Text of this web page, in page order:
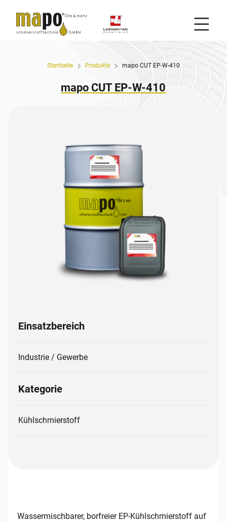
Startseite Produkte mapo CUT EP-W-410
mapo CUT EP-W-410
Einsatzbereich
Industrie / Gewerbe
Kategorie
Kühlschmierstoff
Wassermischbarer, borfreier EP-Kühlschmierstoff auf